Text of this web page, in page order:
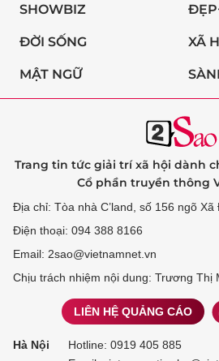
SHOWBIZ
ĐỜI SỐNG XÃ
MẬT NGỮ
Trang tin tức giải trí xã hội dành
Cổ phần truyền thông
Địa chỉ: Tòa nhà C’land, số 156 ngõ
Điện thoại: 094 388 8166
Email: 2sao@vietnamnet.vn
Chịu trách nhiệm nội dung: Trương Thị
LIÊN HỆ QUẢNG CÁO
Hà Nội Hotline: 0919 405 885